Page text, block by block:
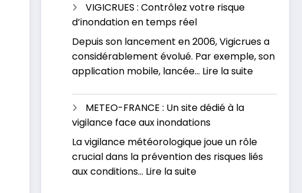
Explications
du
phénomène
météorologique
VIGICRUES : Contrôlez votre risque
d’inondation en temps réel
Depuis son lancement en 2006, Vigicrues a
considérablement évolué. Par exemple, son
application mobile, lancée… Lire la suite:
risque
METEO-FRANCE : Un site dédié à la
vigilance face aux inondations
La vigilance météorologique joue un rôle
crucial dans la prévention des risques liés
aux conditions… Lire la suite: